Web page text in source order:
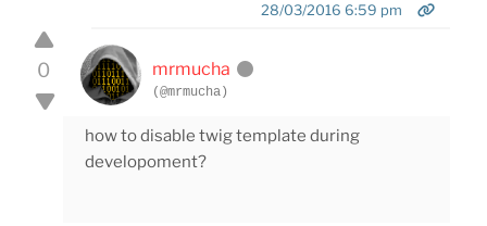
0
28/03/2016 6:59 pm
mrmucha
(@mrmucha)
how to disable twig template during
developoment?